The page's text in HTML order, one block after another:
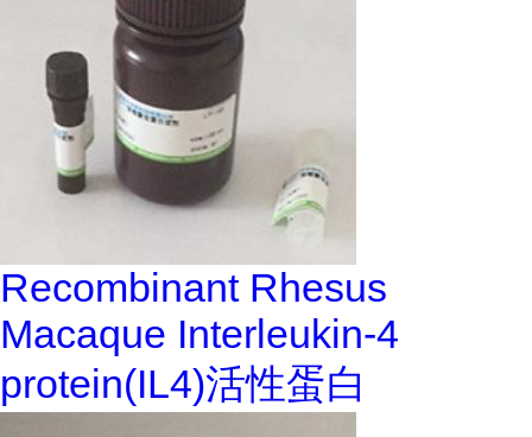
Recombinant Rhesus
Macaque Interleukin-4
protein(IL4)活性蛋白